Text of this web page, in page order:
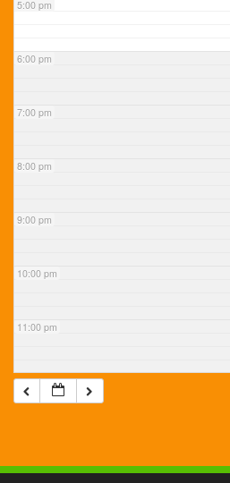
5:00 pm
6:00 pm
7:00 pm
8:00 pm
9:00 pm
10:00 pm
11:00 pm